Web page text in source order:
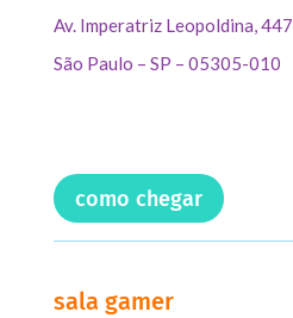
Av. Imperatriz Leopoldina,
São Paulo – SP – 05305-010
como chegar
sala gamer